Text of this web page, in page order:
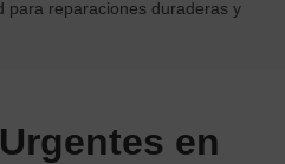
para reparaciones duraderas y
en